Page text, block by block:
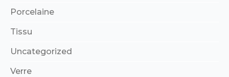
Porcelaine
Tissu
Uncategorized
Verre